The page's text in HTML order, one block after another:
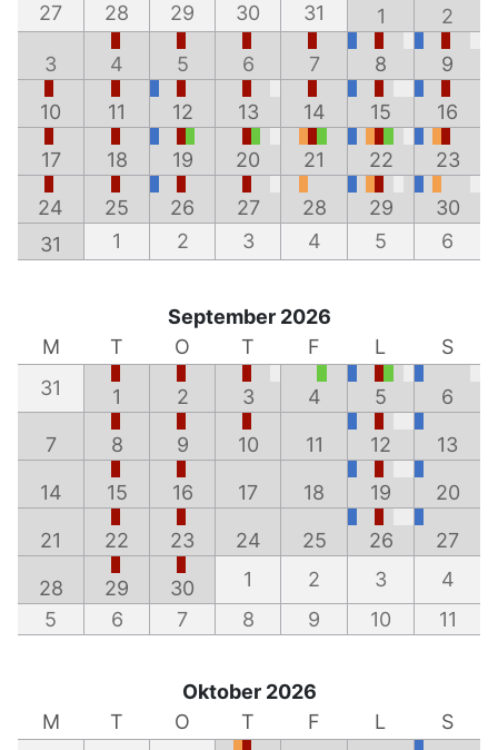
27
28 29 30 31 1 2
3 4 5 6 7 8 9
10 11 12 13 14 15 16
17 18 19 20 21 22 23
24 25 26 27 28 29
30
31
1 2 3 4 5 6
September 2026
M
T O T F L
S
31
1 2 3 4 5 6
7 8 9 10 11 12 13
14 15 16 17 18 19 20
21 22 23 24 25 26 27
28 29 30 1 2 3
4
5
6 7 8 9 10 11
Oktober 2026
M
T O T F L
S